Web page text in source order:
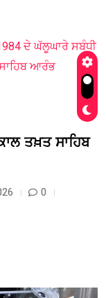
ਦੇ ਘੱਲੂਘਾਰੇ ਸਬੰਧੀ
ਆਰੰਭ
ਤਖ਼ਤ ਸਾਹਿਬ
0